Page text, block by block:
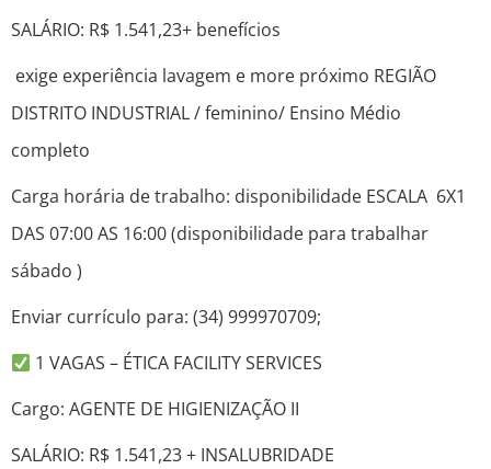
SALÁRIO: R$ 1.541,23+ benefícios
exige experiência lavagem e more próximo REGIÃO
DISTRITO INDUSTRIAL / feminino/ Ensino Médio
completo
Carga horária de trabalho: disponibilidade ESCALA 6X1
DAS 07:00 AS 16:00 (disponibilidade para trabalhar
sábado )
Enviar currículo para: (34) 999970709;
1 VAGAS – ÉTICA FACILITY SERVICES
Cargo: AGENTE DE HIGIENIZAÇÃO II
SALÁRIO: R$ 1.541,23 + INSALUBRIDADE